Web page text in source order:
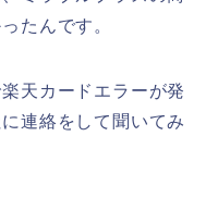
たんです。
天カードエラーが発
連絡をして聞いてみ